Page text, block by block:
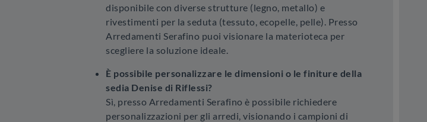
disponibile con diverse strutture (legno, metallo) e
rivestimenti per la seduta (tessuto, ecopelle, pelle). Presso
Arredamenti Serafino puoi visionare la materioteca per
scegliere la soluzione ideale.
È possibile personalizzare le dimensioni o le finiture della
sedia Denise di Riflessi?
Sì, presso Arredamenti Serafino è possibile richiedere
personalizzazioni per gli arredi, visionando i campioni di